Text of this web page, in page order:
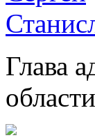
Глава
области